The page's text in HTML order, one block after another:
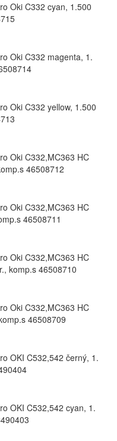
Oki C332 cyan,​ 1.​500
Oki C332 magenta,​ 1.​
Oki C332 yellow,​ 1.​500
Oki C332,​MC363 HC
46508712
Oki C332,​MC363 HC
46508711
Oki C332,​MC363 HC
komp.​s 46508710
Oki C332,​MC363 HC
46508709
OKI C532,​542 černý,​ 1.​
OKI C532,​542 cyan,​ 1.​